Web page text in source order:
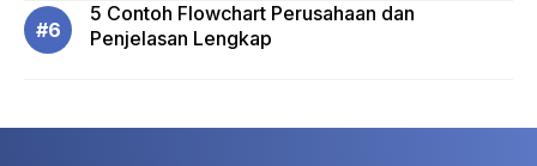
5 Contoh Flowchart Perusahaan dan
Penjelasan Lengkap